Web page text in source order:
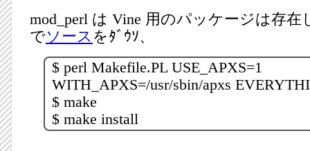
mod_perl は Vine 用のパッケージは存
でソース をﾀﾞｳｿ、
$ perl Makefile.PL USE_APXS=1
WITH_APXS=/usr/sbin/apxs
$ make
$ make install